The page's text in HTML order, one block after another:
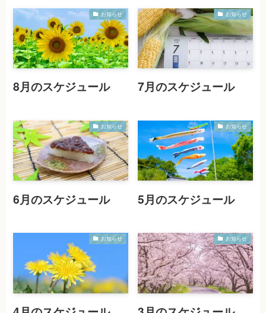
お知らせ
8月のスケジュール
お知らせ
7月のスケジュール
お知らせ
6月のスケジュール
お知らせ
5月のスケジュール
お知らせ お知らせ